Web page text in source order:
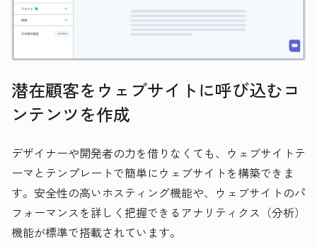
潜在顧客をウェブサイトに呼び込むコ
ンテンツを作成
デザイナーや開発者の力を借りなくても、ウェブサイトテ
ーマとテンプレートで簡単にウェブサイトを構築できま
す。安全性の高いホスティング機能や、ウェブサイトのパ
フォーマンスを詳しく把握できるアナリティクス（分析）
機能が標準で搭載されています。